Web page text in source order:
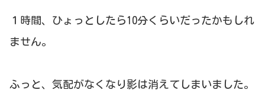
１時間、ひょっとしたら10分くらいだったかもしれ
ません。
ふっと、気配がなくなり影は消えてしまいました。